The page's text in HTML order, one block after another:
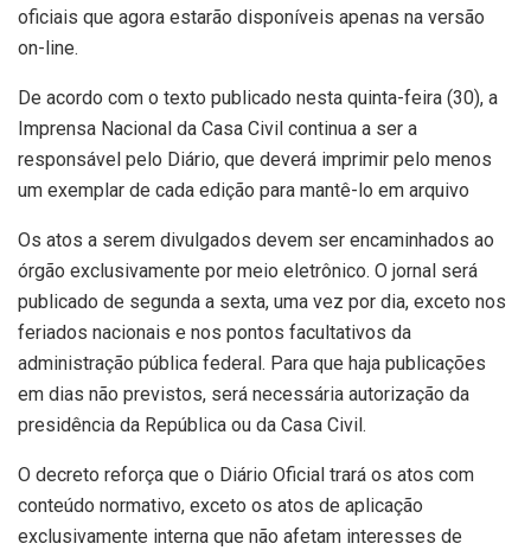
oficiais que agora estarão disponíveis apenas na versão
on-line.
De acordo com o texto publicado nesta quinta-feira (30), a
Imprensa Nacional da Casa Civil continua a ser a
responsável pelo Diário, que deverá imprimir pelo menos
um exemplar de cada edição para mantê-lo em arquivo
Os atos a serem divulgados devem ser encaminhados ao
órgão exclusivamente por meio eletrônico. O jornal será
publicado de segunda a sexta, uma vez por dia, exceto nos
feriados nacionais e nos pontos facultativos da
administração pública federal. Para que haja publicações
em dias não previstos, será necessária autorização da
presidência da República ou da Casa Civil.
O decreto reforça que o Diário Oficial trará os atos com
conteúdo normativo, exceto os atos de aplicação
exclusivamente interna que não afetam interesses de